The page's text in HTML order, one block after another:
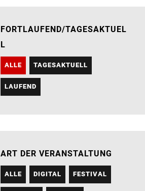
FORTLAUFEND/TAGESAKTUEL
L
ALLE TAGESAKTUELL
LAUFEND
ART DER VERANSTALTUNG
ALLE DIGITAL FESTIVAL